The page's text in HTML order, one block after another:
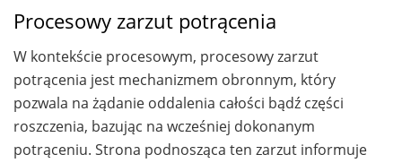
Procesowy zarzut potrącenia
W kontekście procesowym, procesowy zarzut
potrącenia jest mechanizmem obronnym, który
pozwala na żądanie oddalenia całości bądź części
roszczenia, bazując na wcześniej dokonanym
potrąceniu. Strona podnosząca ten zarzut informuje